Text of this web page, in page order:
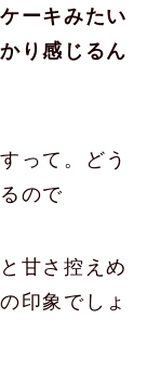
ーキみたい
り感じるん
って。どう
ので
甘さ控えめ
印象でしょ